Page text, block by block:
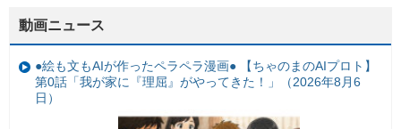
動画ニュース
●絵も文もAIが作ったペラペラ漫画● 【ちゃのまのAIプロト】
第0話「我が家に『理屈』がやってきた！」（2026年8月6
日）